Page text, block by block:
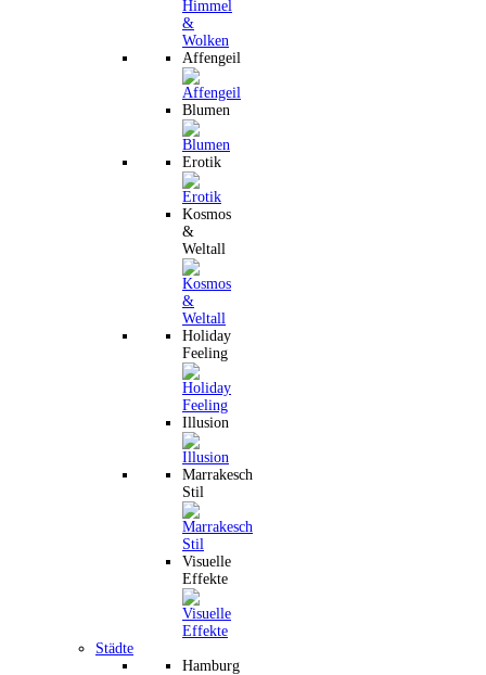
Affengeil
Blumen
Erotik
Kosmos
&
Weltall
Holiday
Feeling
Illusion
Marrakesch
Stil
Visuelle
Effekte
Städte
Hamburg